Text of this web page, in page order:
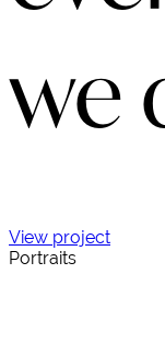
we
View project
Portraits